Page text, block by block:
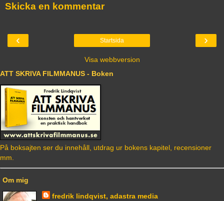
Skicka en kommentar
‹ ›
Startsida
Visa webbversion
ATT SKRIVA FILMMANUS - Boken
På boksajten ser du innehåll, utdrag ur bokens kapitel, recensioner
mm.
Om mig
fredrik lindqvist, adastra media